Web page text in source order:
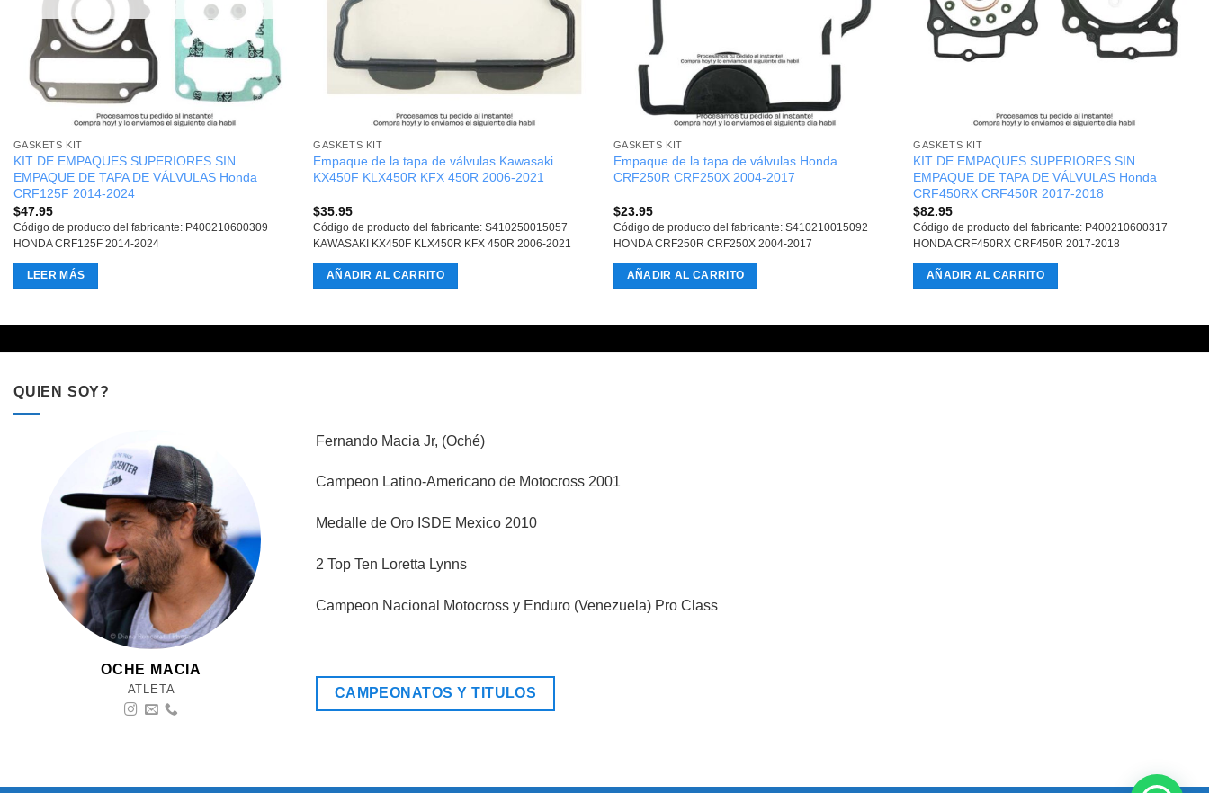
GASKETS KIT
KIT DE EMPAQUES SUPERIORES SIN
EMPAQUE DE TAPA DE VÁLVULAS Honda
CRF125F 2014-2024
$47.95
Código de producto del fabricante: P400210600309
HONDA CRF125F 2014-2024
LEER MÁS
GASKETS KIT
Empaque de la tapa de válvulas Kawasaki
KX450F KLX450R KFX 450R 2006-2021
$35.95
Código de producto del fabricante: S410250015057
KAWASAKI KX450F KLX450R KFX 450R 2006-2021
AÑADIR AL CARRITO
GASKETS KIT
Empaque de la tapa de válvulas Honda
CRF250R CRF250X 2004-2017
$23.95
Código de producto del fabricante: S410210015092
HONDA CRF250R CRF250X 2004-2017
AÑADIR AL CARRITO
GASKETS KIT
KIT DE EMPAQUES SUPERIORES SIN
EMPAQUE DE TAPA DE VÁLVULAS Honda
CRF450RX CRF450R 2017-2018
$82.95
Código de producto del fabricante: P400210600317
HONDA CRF450RX CRF450R 2017-2018
AÑADIR AL CARRITO
QUIEN SOY?
OCHE MACIA
ATLETA
Fernando Macia Jr, (Oché)
Campeon Latino-Americano de Motocross 2001
Medalle de Oro ISDE Mexico 2010
2 Top Ten Loretta Lynns
Campeon Nacional Motocross y Enduro (Venezuela) Pro Class
CAMPEONATOS Y TITULOS